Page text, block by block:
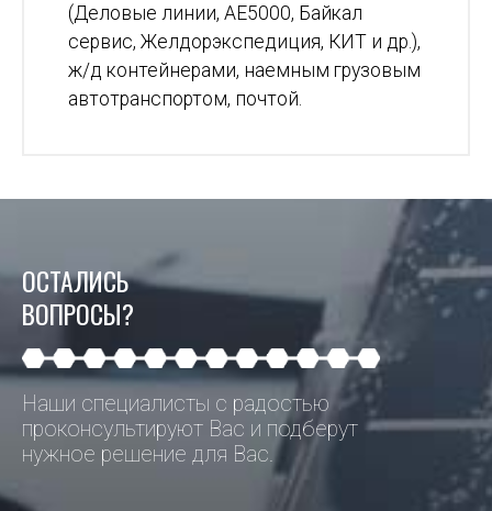
(Деловые линии, АЕ5000, Байкал
сервис, Желдорэкспедиция, КИТ и др.),
ж/д контейнерами, наемным грузовым
автотранспортом, почтой.
ОСТАЛИСЬ
ВОПРОСЫ?
Наши специалисты с радостью
проконсультируют Вас и подберут
нужное решение для Вас.